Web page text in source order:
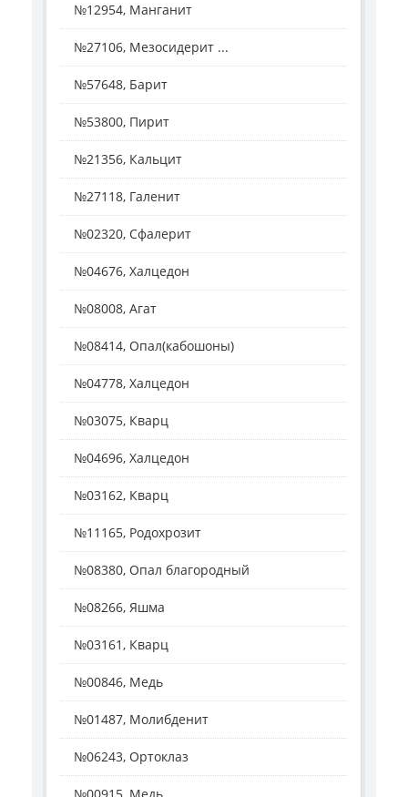
№12954, Манганит
№27106, Мезосидерит ...
№57648, Барит
№53800, Пирит
№21356, Кальцит
№27118, Галенит
№02320, Сфалерит
№04676, Халцедон
№08008, Агат
№08414, Опал(кабошоны)
№04778, Халцедон
№03075, Кварц
№04696, Халцедон
№03162, Кварц
№11165, Родохрозит
№08380, Опал благородный
№08266, Яшма
№03161, Кварц
№00846, Медь
№01487, Молибденит
№06243, Ортоклаз